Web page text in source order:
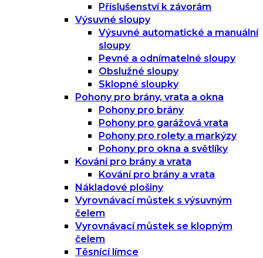
Příslušenství k závorám
Výsuvné sloupy
Výsuvné automatické a manuální
sloupy
Pevné a odnímatelné sloupy
Obslužné sloupy
Sklopné sloupky
Pohony pro brány, vrata a okna
Pohony pro brány
Pohony pro garážová vrata
Pohony pro rolety a markýzy
Pohony pro okna a světlíky
Kování pro brány a vrata
Kování pro brány a vrata
Nákladové plošiny
Vyrovnávací můstek s výsuvným
čelem
Vyrovnávací můstek se klopným
čelem
Těsnící límce